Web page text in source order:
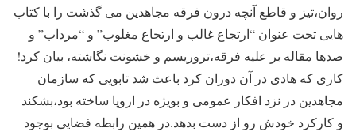
روان،تیز و قاطع آنچه درون فرقه مجاهدین می گذشت را با کتاب
هایی تحت عنوان “ارتجاع غالب و ارتجاع مغلوب” و “مرداب” و
صدها مقاله بر علیه فرقه،تروریسم و خشونت نگاشته، بیان کرد!
کاری که هادی در آن دوران کرد باعث شد تابویی که سازمان
مجاهدین در نزد افکار عمومی و بویژه در اروپا ساخته بود،بشکند
و کارکرد خودش رو از دست بدهد.در همین رابطه فضایی بوجود